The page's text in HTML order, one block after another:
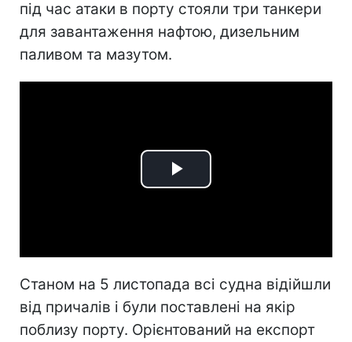
під час атаки в порту стояли три танкери
для завантаження нафтою, дизельним
паливом та мазутом.
Play
Станом на 5 листопада всі судна відійшли
від причалів і були поставлені на якір
поблизу порту. Орієнтований на експорт